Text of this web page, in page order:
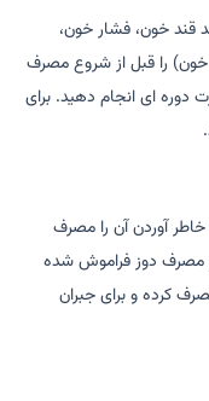
خون، فشار خون،
را قبل از شروع مصرف
ای انجام دهید. برای
آوردن آن را مصرف
مصرف دوز فراموش شده
کرده و برای جبران